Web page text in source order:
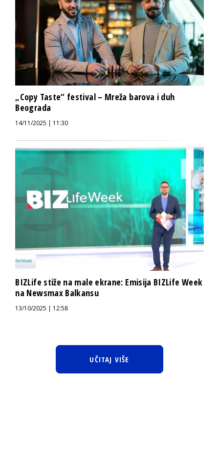
„Copy Taste“ festival – Mreža barova i duh
Beograda
14/11/2025 | 11:30
BIZLife stiže na male ekrane: Emisija BIZLife Week
na Newsmax Balkansu
13/10/2025 | 12:58
UČITAJ VIŠE